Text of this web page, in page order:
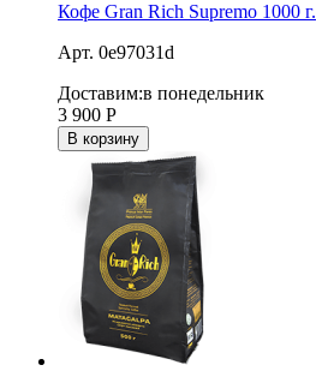
Кофе Gran Rich Supremo 1000 г.
Арт. 0e97031d
Доставим:в понедельник
3 900 Р
В корзину